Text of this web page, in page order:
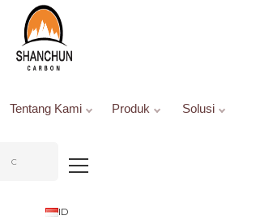
Tentang Kami Produk Solusi
ID
Beranda
Produk
Grafit & Karbon
Elektroda grafit HP
Elektroda Grafit HP 350 mm